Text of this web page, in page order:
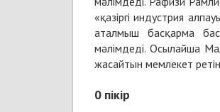
«қазіргі индустрия
аталмыш басқарма
мәлімдеді. Осылайша
жасайтын мемлекет
0 пікір